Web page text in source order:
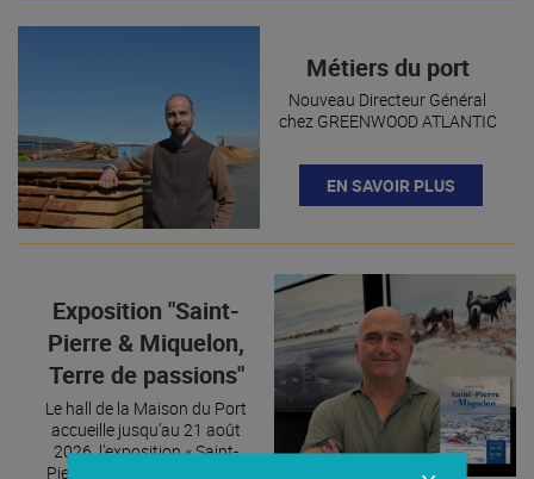
Métiers du port
Nouveau Directeur Général
chez GREENWOOD ATLANTIC
EN SAVOIR PLUS
Exposition "Saint-
Pierre & Miquelon,
Terre de passions"
Le hall de la Maison du Port
accueille jusqu’au 21 août
2026, l’exposition « Saint-
Pierre-et-Miquelon, Terre de